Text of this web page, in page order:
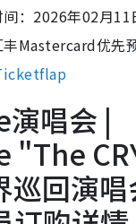
：2026年02月11
Mastercard优先
唱会 |
回演唱